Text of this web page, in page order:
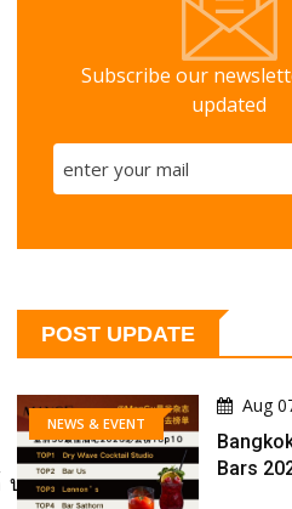
บท
Subscribe our
updated
POST UPDATE
NEWS & EVENT
Aug
Bars